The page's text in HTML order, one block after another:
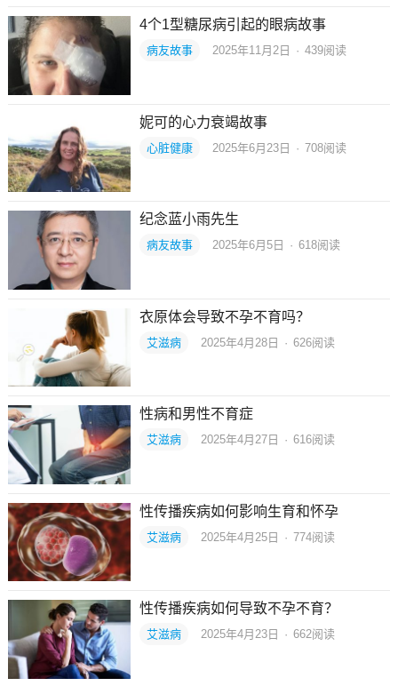
4个1型糖尿病引起的眼病故事
病友故事 2025年11月2日 · 439阅读
妮可的心力衰竭故事
心脏健康 2025年6月23日 · 708阅读
纪念蓝小雨先生
病友故事 2025年6月5日 · 618阅读
衣原体会导致不孕不育吗？
艾滋病 2025年4月28日 · 626阅读
性病和男性不育症
艾滋病 2025年4月27日 · 616阅读
性传播疾病如何影响生育和怀孕
艾滋病 2025年4月25日 · 774阅读
性传播疾病如何导致不孕不育？
艾滋病 2025年4月23日 · 662阅读